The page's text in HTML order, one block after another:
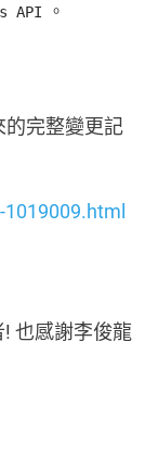
API 。
的完整變更記
也感謝李俊龍